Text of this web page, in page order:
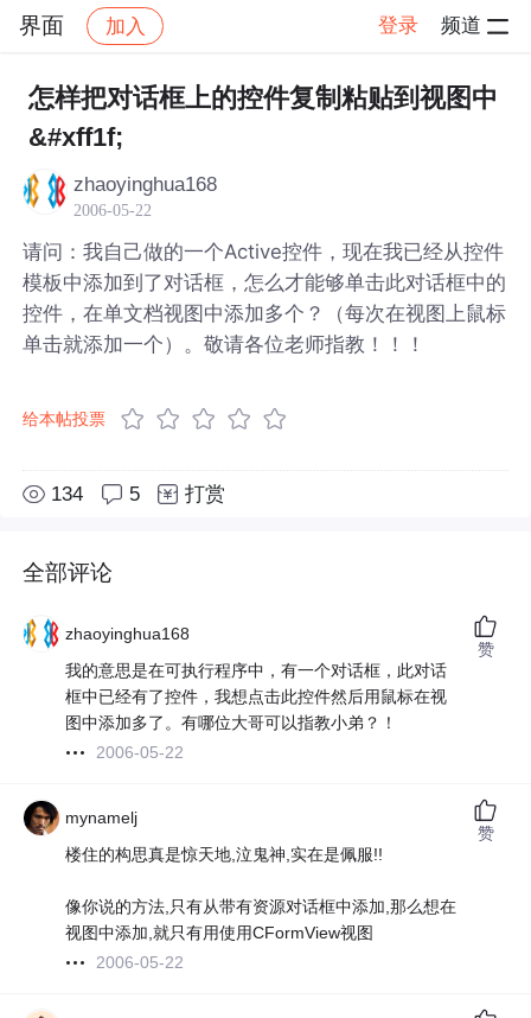
界面 加入 登录 频道
社区 界面 帖子详情
怎样把对话框上的控件复制粘贴到视图中
&#xff1f;
zhaoyinghua168
2006-05-22
请问：我自己做的一个Active控件，现在我已经从控件
模板中添加到了对话框，怎么才能够单击此对话框中的
控件，在单文档视图中添加多个？（每次在视图上鼠标
单击就添加一个）。敬请各位老师指教！！！
给本帖投票
134 5 打赏
全部评论
zhaoyinghua168
我的意思是在可执行程序中，有一个对话框，此对话
框中已经有了控件，我想点击此控件然后用鼠标在视
图中添加多了。有哪位大哥可以指教小弟？！
2006-05-22
赞
mynamelj
楼住的构思真是惊天地,泣鬼神,实在是佩服!!
像你说的方法,只有从带有资源对话框中添加,那么想在
视图中添加,就只有用使用CFormView视图
2006-05-22
赞